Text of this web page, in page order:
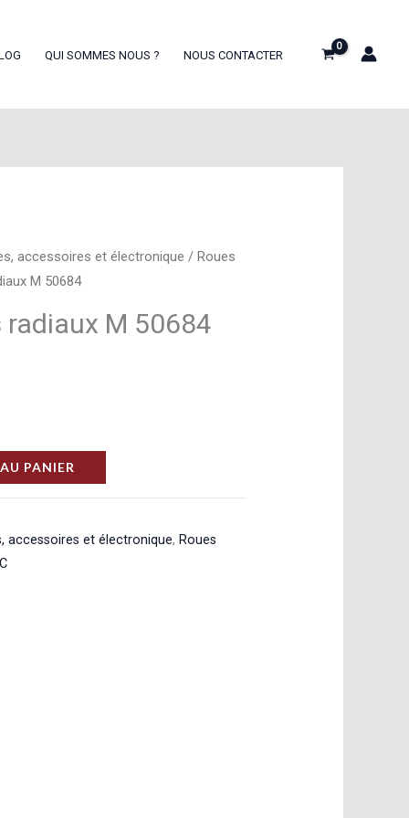
QUI SOMMES NOUS ? NOUS CONTACTER
accessoires et électronique /Roues
M 50684
radiaux M 50684
PANIER
accessoires et électronique, Roues